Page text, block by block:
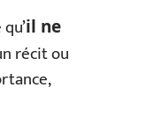
il ne
récit ou